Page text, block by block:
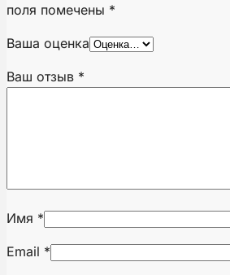
поля помечены *
Ваша оценка
Ваш отзыв *
Имя *
Email *